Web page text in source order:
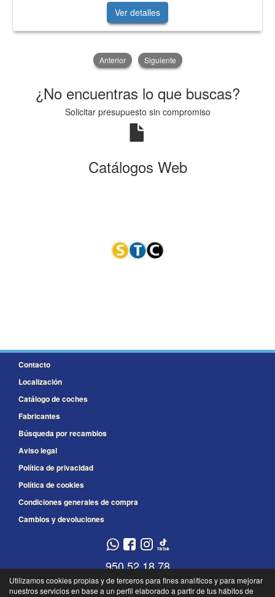
Ver detalles
Anterior Siguiente
¿No encuentras lo que buscas?
Solicitar presupuesto sin compromiso
Catálogos Web
Contacto
Localización
Catálogo de coches
Fabricantes
Búsqueda por recambios
Aviso legal
Política de privacidad
Política de cookies
Condiciones generales de compra
Cambios y devoluciones
950 52 18 78
950 52 18 79
Utilizamos cookies propias y de terceros para fines analíticos y para mejorar
nuestros servicios en base a un perfil elaborado a partir de tus hábitos de